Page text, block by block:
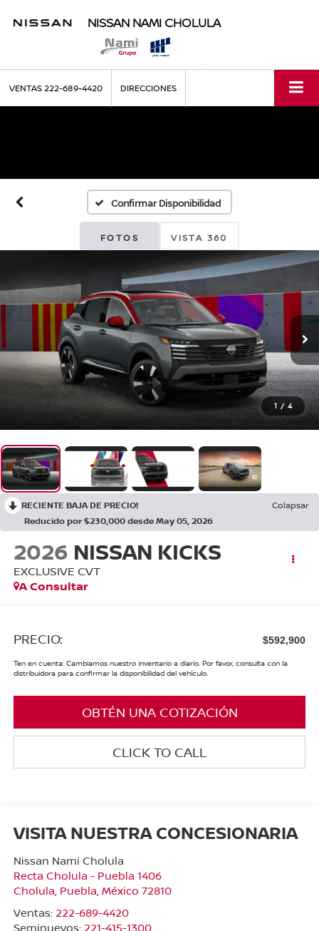
NISSAN NAMI CHOLULA
VENTAS222-689-4420 DIRECCIONES
Confirmar Disponibilidad
FOTOS VISTA 360
1 / 4
RECIENTE BAJA DE PRECIO!
Colapsar
Reducido por $230,000 desde May 05, 2026
2026 NISSAN KICKS
EXCLUSIVE CVT
A Consultar
PRECIO: $592,900
Ten en cuenta: Cambiamos nuestro inventario a diario. Por favor, consulta con la
distribuidora para confirmar la disponibilidad del vehículo.
OBTÉN UNA COTIZACIÓN
CLICK TO CALL
VISITA NUESTRA CONCESIONARIA
Nissan Nami Cholula
Recta Cholula - Puebla 1406
Cholula Puebla , México 72810
Ventas: 222-689-4420
Seminuevos: 221-415-1300